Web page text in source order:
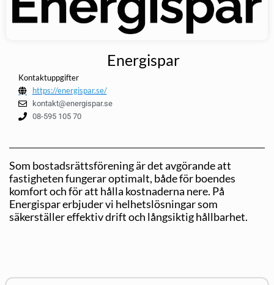
Energispar
Kontaktuppgifter
https://energispar.se/
kontakt@energispar.se
08-595 105 70
Som bostadsrättsförening är det avgörande att
fastigheten fungerar optimalt, både för boendes
komfort och för att hålla kostnaderna nere. På
Energispar erbjuder vi helhetslösningar som
säkerställer effektiv drift och långsiktig hållbarhet.